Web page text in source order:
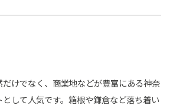
けでなく、商業地などが豊富にある神奈
して人気です。箱根や鎌倉など落ち着い